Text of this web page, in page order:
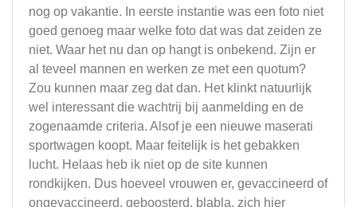
nog op vakantie. In eerste instantie was een foto niet
goed genoeg maar welke foto dat was dat zeiden ze
niet. Waar het nu dan op hangt is onbekend. Zijn er
al teveel mannen en werken ze met een quotum?
Zou kunnen maar zeg dat dan. Het klinkt natuurlijk
wel interessant die wachtrij bij aanmelding en de
zogenaamde criteria. Alsof je een nieuwe maserati
sportwagen koopt. Maar feitelijk is het gebakken
lucht. Helaas heb ik niet op de site kunnen
rondkijken. Dus hoeveel vrouwen er, gevaccineerd of
ongevaccineerd, geboosterd, blabla, zich hier